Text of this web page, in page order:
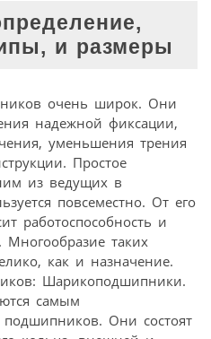
и размеры
очень широк. Они
надежной фиксации,
уменьшения трения
Простое
из ведущих в
повсеместно. От его
работоспособность и
таких
как и назначение.
Шарикоподшипники.
самым
Они состоят